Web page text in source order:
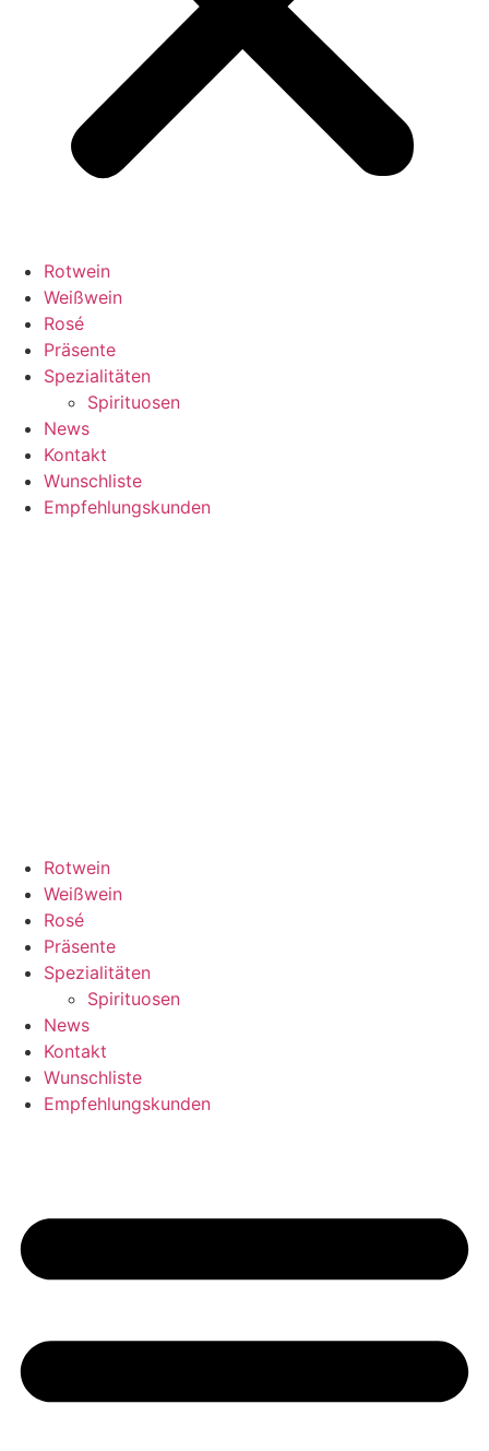
Rotwein
Weißwein
Rosé
Präsente
Spezialitäten
Spirituosen
News
Kontakt
Wunschliste
Empfehlungskunden
Rotwein
Weißwein
Rosé
Präsente
Spezialitäten
Spirituosen
News
Kontakt
Wunschliste
Empfehlungskunden